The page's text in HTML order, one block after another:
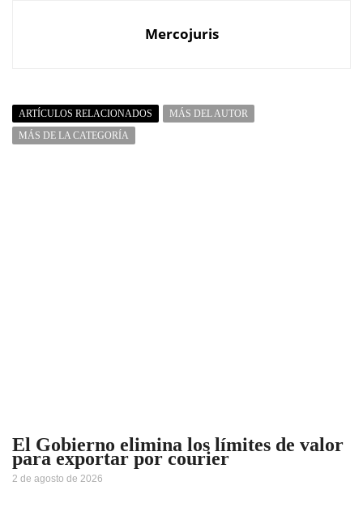
Mercojuris
ARTÍCULOS RELACIONADOS
MÁS DEL AUTOR
MÁS DE LA CATEGORÍA
El Gobierno elimina los límites de valor
para exportar por courier
2 de agosto de 2026